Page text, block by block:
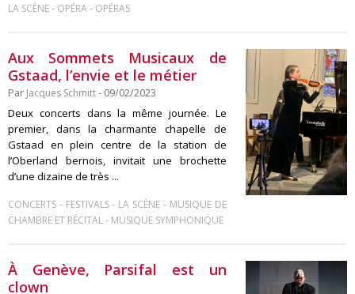
LA SCÈNE- OPÉRA- OPÉRAS
Aux Sommets Musicaux de
Gstaad, l’envie et le métier
Par Jacques Schmitt- 09/02/2023
Deux concerts dans la même journée. Le
premier, dans la charmante chapelle de
Gstaad en plein centre de la station de
l’Oberland bernois, invitait une brochette
d’une dizaine de très ...
CONCERTS - FESTIVALS- LA SCÈNE - MUSIQUE DE
CHAMBRE ET RÉCITAL- MUSIQUE SYMPHONIQUE
À Genève, Parsifal est un
clown